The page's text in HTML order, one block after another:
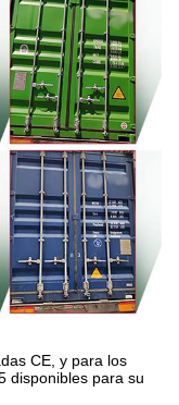
CE, y para los
disponibles para su